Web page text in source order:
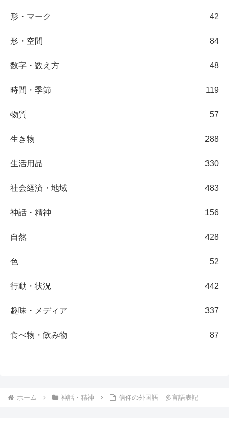
形・マーク 42
形・空間 84
数字・数え方 48
時間・季節 119
物質 57
生き物 288
生活用品 330
社会経済・地域 483
神話・精神 156
自然 428
色 52
行動・状況 442
趣味・メディア 337
食べ物・飲み物 87
ホーム 神話・精神 信仰の外国語｜多言語表記